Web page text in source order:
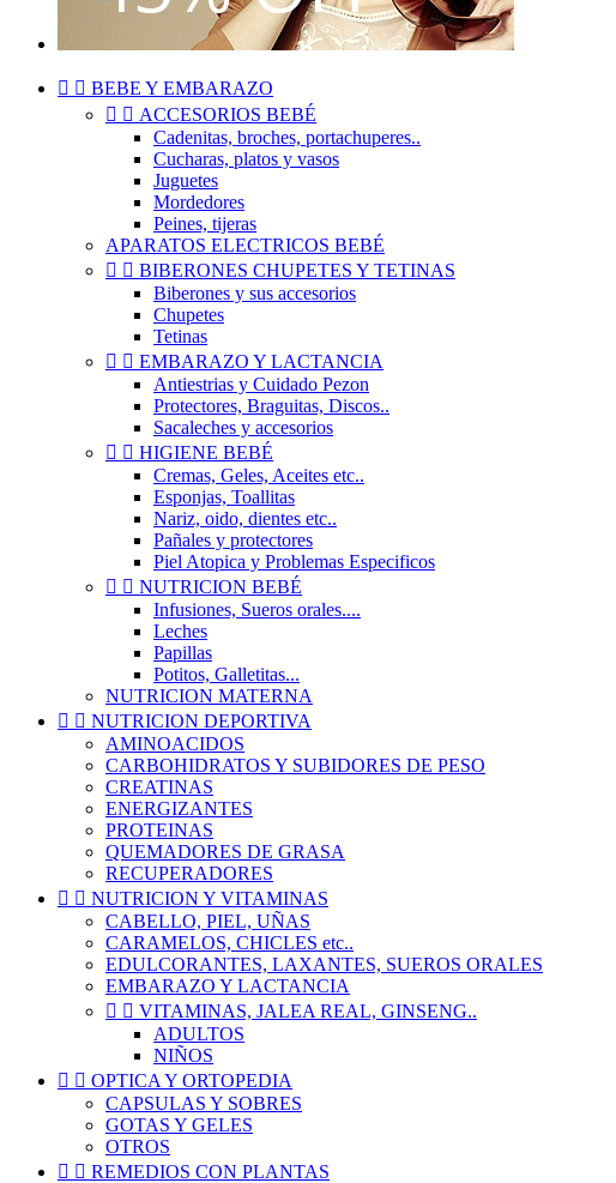
  BEBE Y EMBARAZO
  ACCESORIOS BEBÉ
Cadenitas, broches, portachuperes..
Cucharas, platos y vasos
Juguetes
Mordedores
Peines, tijeras
APARATOS ELECTRICOS BEBÉ
  BIBERONES CHUPETES Y TETINAS
Biberones y sus accesorios
Chupetes
Tetinas
  EMBARAZO Y LACTANCIA
Antiestrias y Cuidado Pezon
Protectores, Braguitas, Discos..
Sacaleches y accesorios
  HIGIENE BEBÉ
Cremas, Geles, Aceites etc..
Esponjas, Toallitas
Nariz, oido, dientes etc..
Pañales y protectores
Piel Atopica y Problemas Especificos
  NUTRICION BEBÉ
Infusiones, Sueros orales....
Leches
Papillas
Potitos, Galletitas...
NUTRICION MATERNA
  NUTRICION DEPORTIVA
AMINOACIDOS
CARBOHIDRATOS Y SUBIDORES DE PESO
CREATINAS
ENERGIZANTES
PROTEINAS
QUEMADORES DE GRASA
RECUPERADORES
  NUTRICION Y VITAMINAS
CABELLO, PIEL, UÑAS
CARAMELOS, CHICLES etc..
EDULCORANTES, LAXANTES, SUEROS ORALES
EMBARAZO Y LACTANCIA
  VITAMINAS, JALEA REAL, GINSENG..
ADULTOS
NIÑOS
  OPTICA Y ORTOPEDIA
CAPSULAS Y SOBRES
GOTAS Y GELES
OTROS
  REMEDIOS CON PLANTAS